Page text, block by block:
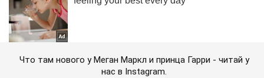
Что там нового у Меган Маркл и принца Гарри - читай у
нас в Instagram.